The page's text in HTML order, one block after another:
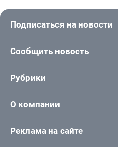
Подписаться на новости
Сообщить новость
Рубрики
О компании
Реклама на сайте